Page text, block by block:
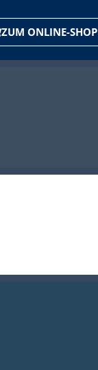
ZUM ONLINE-SHOP